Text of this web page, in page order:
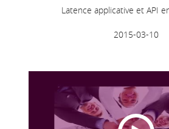
Latence applicative et API
2015-03-10